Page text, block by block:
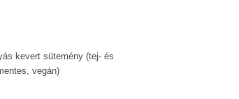
kevert sütemény (tej- és
vegán)